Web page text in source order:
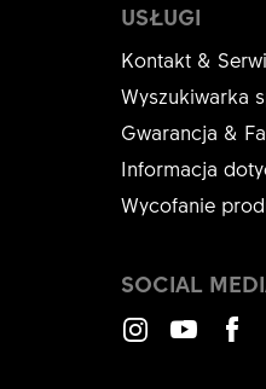
USŁUGI
Kontakt &
Wyszukiwarka
Gwarancja &
Informacja
Wycofanie
SOCIAL